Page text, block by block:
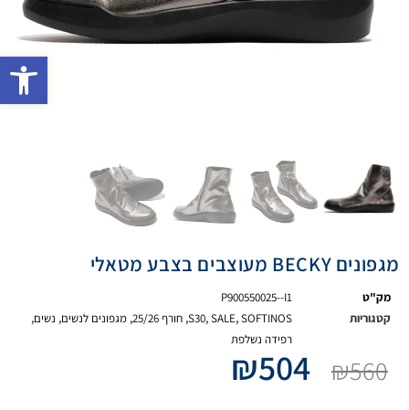
מגפונים BECKY מעוצבים בצבע מטאלי
מק"ט
P900550025--I1
קטגוריות
S30,SALE,SOFTINOS
, חורף 25/26 , מגפונים לנשים, נשים,
רפידה נשלפת
₪560
₪504